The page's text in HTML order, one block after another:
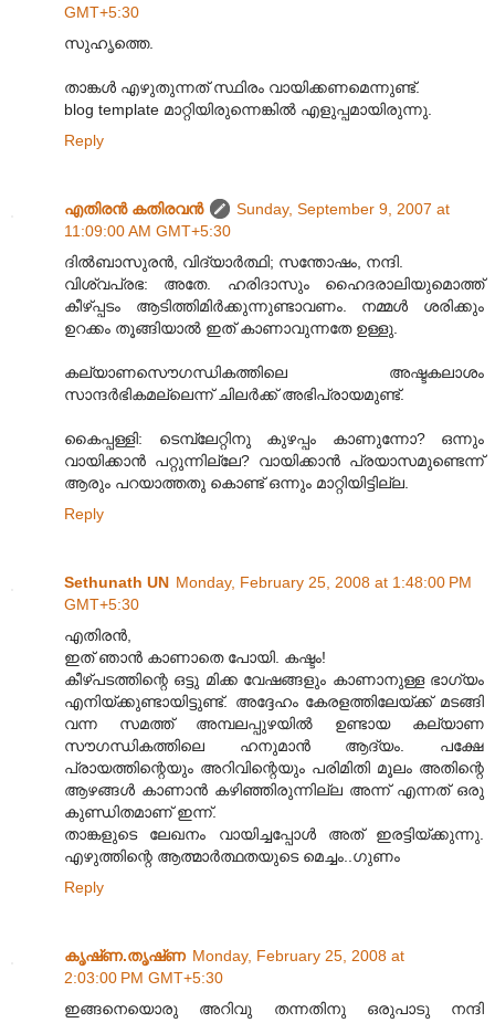
GMT+5:30
സുഹൃത്തെ.
താങ്കള്‍ എഴുതുന്നത് സ്ഥിരം വായിക്കണമെന്നുണ്ട്.
blog template മാറ്റിയിരുന്നെങ്കില്‍ എളുപ്പമായിരുന്നു.
Reply
എതിരന്‍ കതിരവന്‍
Sunday, September 9, 2007 at
11:09:00 AM GMT+5:30
ദില്‍ബാസുരന്‍, വിദ്യാര്‍ത്ഥി; സന്തോഷം, നന്ദി.
വിശ്വപ്രഭ: അതേ. ഹരിദാസും ഹൈദരാലിയുമൊത്ത്
കീഴ്പ്പടം ആടിത്തിമിര്‍ക്കുന്നുണ്ടാവണം. നമ്മള്‍ ശരിക്കും
ഉറക്കം തൂങ്ങിയാല്‍ ഇത് കാണാവുന്നതേ ഉള്ളു.
കല്യാണസൌഗന്ധികത്തിലെ അഷ്ടകലാശം
സാന്ദര്‍ഭികമല്ലെന്ന് ചിലര്‍ക്ക് അഭിപ്രായമുണ്ട്.
കൈപ്പള്ളി: ടെമ്പ്ലേറ്റിനു കുഴപ്പം കാണുന്നോ? ഒന്നും
വായിക്കാന്‍ പറ്റുന്നില്ലേ? വായിക്കാന്‍ പ്രയാസമുണ്ടെന്ന്
ആരും പറയാത്തതു കൊണ്ട് ഒന്നും മാറ്റിയിട്ടില്ല.
Reply
Sethunath UN Monday, February 25, 2008 at 1:48:00 PM
GMT+5:30
എതിരന്‍,
ഇത് ഞാന്‍ കാണാതെ പോയി. കഷ്ടം!
കീഴ്പടത്തിന്റെ ഒട്ടു മിക്ക വേഷങ്ങ‌ളും കാണാനുള്ള ഭാഗ്യം
എനിയ്ക്കുണ്ടായിട്ടുണ്ട്. അദ്ദേഹം കേര‌ളത്തിലേയ്ക്ക് മടങ്ങി
വന്ന സമത്ത് അമ്പല‌പ്പുഴയില്‍ ഉണ്ടായ കല്യാണ
‌സൗഗന്ധികത്തിലെ ഹനുമാന്‍ ആദ്യം. പക്ഷേ
പ്രായത്തിന്റെയും അറിവിന്റെയും പരിമിതി മൂലം അതിന്റെ
ആഴങ്ങ‌ള്‍ കാണാന്‍ കഴിഞ്ഞിരുന്നില്ല അന്ന് എന്നത് ഒരു
കുണ്ഡിതമാണ് ഇന്ന്.
താങ്ക‌ളുടെ ലേഖനം വായിച്ചപ്പോ‌ള്‍ അത് ഇരട്ടിയ്ക്കുന്നു.
എഴുത്തിന്റെ ആത്മാ‌ര്‍ത്ഥതയുടെ മെച്ചം..ഗുണം
Reply
കൃഷ്‌ണ.തൃഷ്‌ണ Monday, February 25, 2008 at
2:03:00 PM GMT+5:30
ഇങ്ങനെയൊരു അറിവു തന്നതിനു ഒരുപാടു നന്ദി